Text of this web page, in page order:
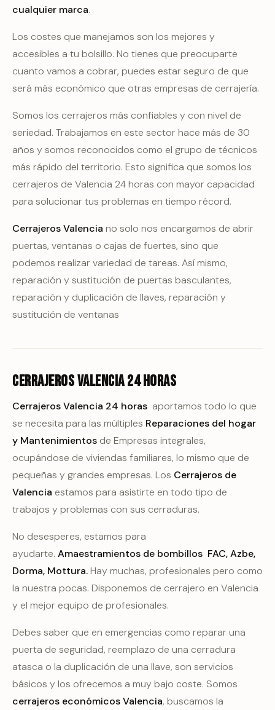
cualquier marca.
Los costes que manejamos son los mejores y
accesibles a tu bolsillo. No tienes que preocuparte
cuanto vamos a cobrar, puedes estar seguro de que
será más económico que otras empresas de cerrajería.
Somos los cerrajeros más confiables y con nivel de
seriedad. Trabajamos en este sector hace más de 30
años y somos reconocidos como el grupo de técnicos
más rápido del territorio. Esto significa que somos los
cerrajeros de Valencia 24 horas con mayor capacidad
para solucionar tus problemas en tiempo récord.
Cerrajeros Valencia no solo nos encargamos de abrir
puertas, ventanas o cajas de fuertes, sino que
podemos realizar variedad de tareas. Así mismo,
reparación y sustitución de puertas basculantes,
reparación y duplicación de llaves, reparación y
sustitución de ventanas
Cerrajeros Valencia 24 horas
Cerrajeros Valencia 24 horas aportamos todo lo que
se necesita para las múltiples Reparaciones del hogar
y Mantenimientos de Empresas integrales,
ocupándose de viviendas familiares, lo mismo que de
pequeñas y grandes empresas. Los Cerrajeros de
Valencia estamos para asistirte en todo tipo de
trabajos y problemas con sus cerraduras.
No desesperes, estamos para
ayudarte. Amaestramientos de bombillos FAC, Azbe,
Dorma, Mottura.Hay muchas, profesionales pero como
la nuestra pocas. Disponemos de cerrajero en Valencia
y el mejor equipo de profesionales.
Debes saber que en emergencias como reparar una
puerta de seguridad, reemplazo de una cerradura
atasca o la duplicación de una llave, son servicios
básicos y los ofrecemos a muy bajo coste. Somos
cerrajeros económicos Valencia, buscamos la